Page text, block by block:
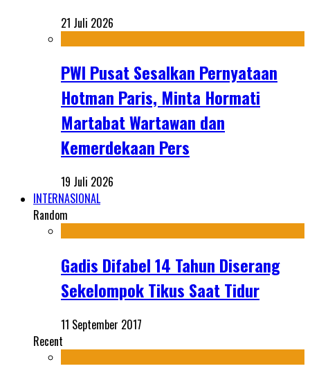
21 Juli 2026
PWI Pusat Sesalkan Pernyataan
Hotman Paris, Minta Hormati
Martabat Wartawan dan
Kemerdekaan Pers
19 Juli 2026
INTERNASIONAL
Random
Gadis Difabel 14 Tahun Diserang
Sekelompok Tikus Saat Tidur
11 September 2017
Recent